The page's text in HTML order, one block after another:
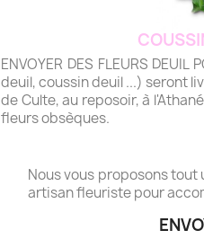
ENVOYER DES FLEURS
deuil, coussin deuil ...) seront
de Culte, au reposoir, à
fleurs obsèques.
Nous vous proposons
artisan fleuriste pour